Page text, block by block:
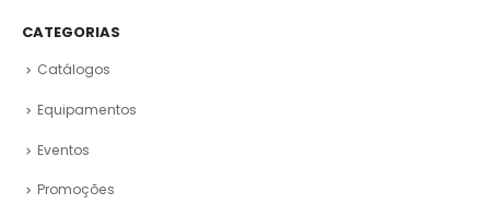
CATEGORIAS
Catálogos
Equipamentos
Eventos
Promoções